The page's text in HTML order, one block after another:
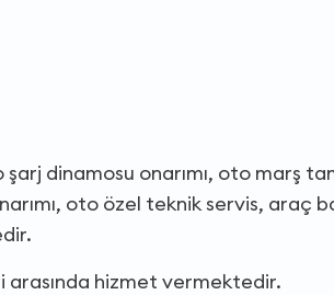
dinamosu onarımı, oto marş
oto özel teknik servis, araç
hizmet vermektedir.